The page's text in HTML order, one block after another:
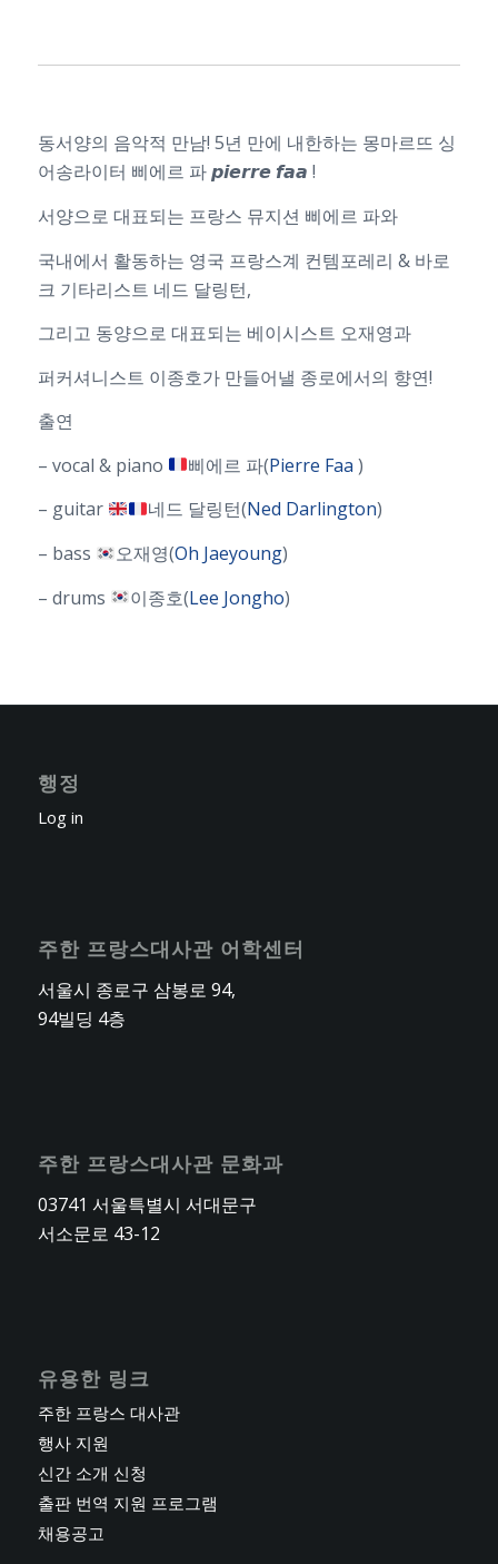
동서양의 음악적 만남! 5년 만에 내한하는 몽마르뜨 싱
어송라이터 삐에르 파 𝙥𝙞𝙚𝙧𝙧𝙚 𝙛𝙖𝙖 !
서양으로 대표되는 프랑스 뮤지션 삐에르 파와
국내에서 활동하는 영국 프랑스계 컨템포레리 & 바로
크 기타리스트 네드 달링턴,
그리고 동양으로 대표되는 베이시스트 오재영과
퍼커셔니스트 이종호가 만들어낼 종로에서의 향연!
출연
– vocal & piano
삐에르 파(Pierre Faa )
– guitar
네드 달링턴(Ned Darlington)
– bass
오재영(Oh Jaeyoung)
– drums
이종호(Lee Jongho)
행정
Log in
주한 프랑스대사관 어학센터
서울시 종로구 삼봉로 94,
94빌딩 4층
주한 프랑스대사관 문화과
03741 서울특별시 서대문구
서소문로 43-12
유용한 링크
주한 프랑스 대사관
행사 지원
신간 소개 신청
출판 번역 지원 프로그램
채용공고